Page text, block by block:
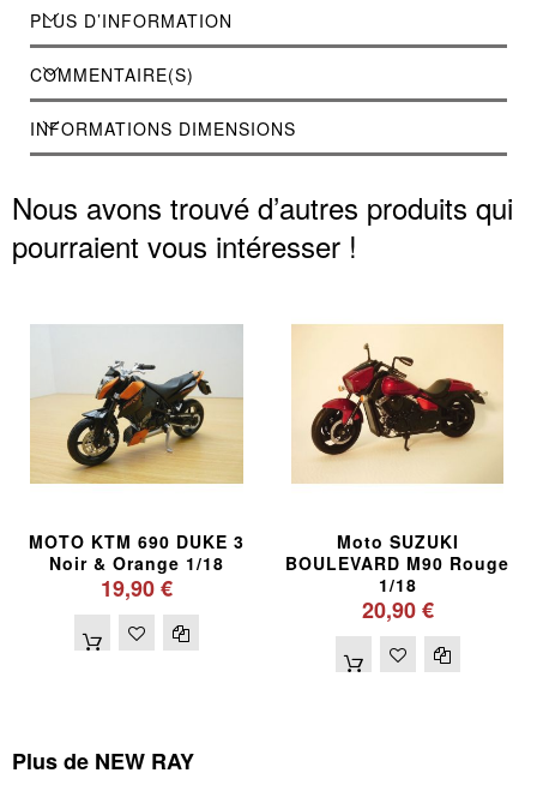
PLUS D’INFORMATION
COMMENTAIRE(S)
INFORMATIONS DIMENSIONS
Nous avons trouvé d’autres produits qui
pourraient vous intéresser !
MOTO KTM 690 DUKE 3
Noir & Orange 1/18
19,90 €
Moto SUZUKI
BOULEVARD M90 Rouge
1/18
20,90 €
Plus de NEW RAY